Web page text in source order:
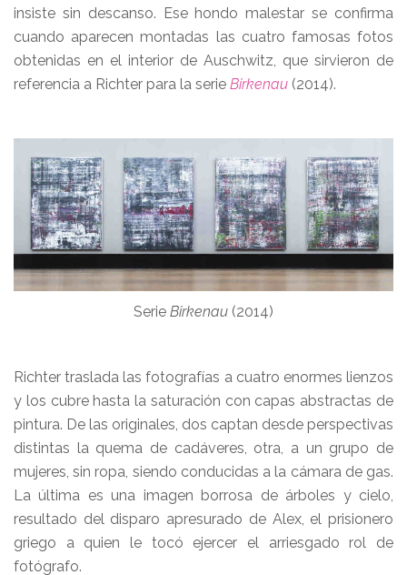
insiste sin descanso. Ese hondo malestar se confirma
cuando aparecen montadas las cuatro famosas fotos
obtenidas en el interior de Auschwitz, que sirvieron de
referencia a Richter para la serie Birkenau (2014).
Serie Birkenau (2014)
Richter traslada las fotografías a cuatro enormes lienzos
y los cubre hasta la saturación con capas abstractas de
pintura. De las originales, dos captan desde perspectivas
distintas la quema de cadáveres, otra, a un grupo de
mujeres, sin ropa, siendo conducidas a la cámara de gas.
La última es una imagen borrosa de árboles y cielo,
resultado del disparo apresurado de Alex, el prisionero
griego a quien le tocó ejercer el arriesgado rol de
fotógrafo.